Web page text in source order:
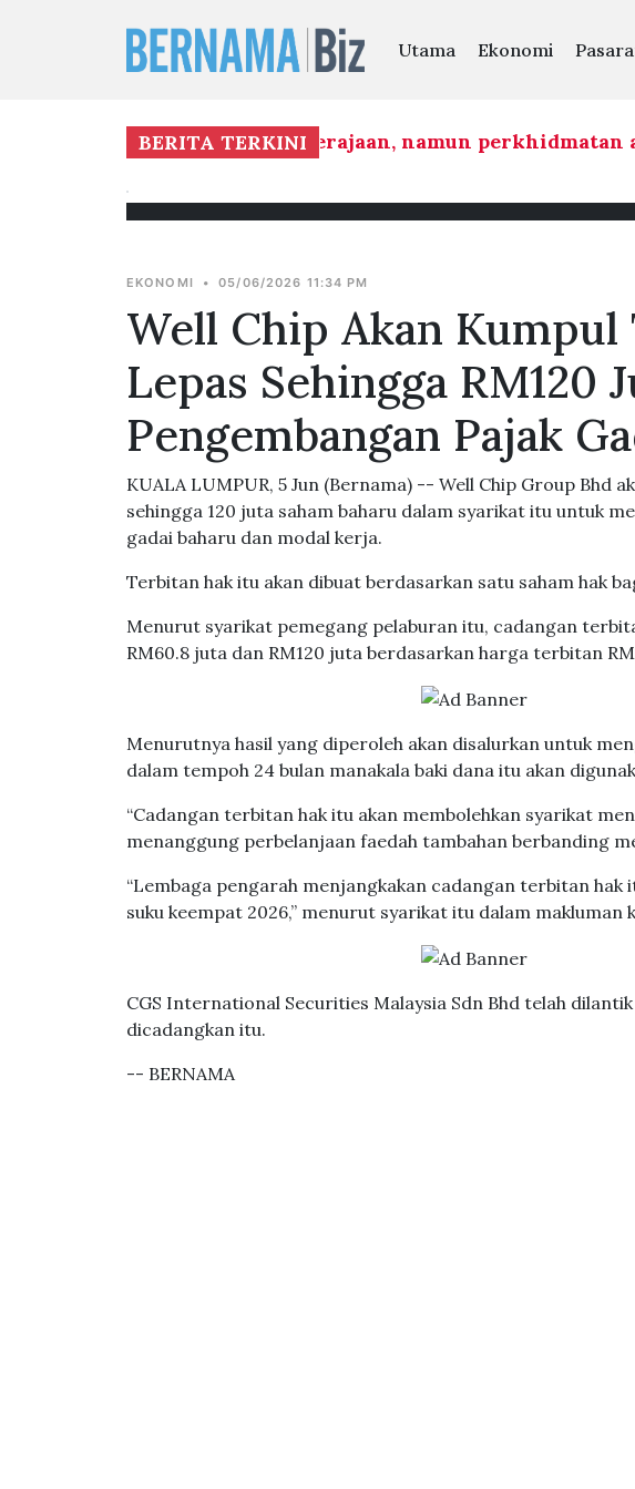
Utama Ekonomi
BERITA TERKINI
membentuk mandat kerajaan, namun perkhidmatan
EKONOMI • 05/06/2026 11:34 PM
Well Chip Akan
Lepas Sehingga RM120
Pengembangan Pajak
KUALA LUMPUR, 5 Jun (Bernama) -- Well Chip Group Bhd
sehingga 120 juta saham baharu dalam syarikat itu untuk
gadai baharu dan modal kerja.
Terbitan hak itu akan dibuat berdasarkan satu saham hak
Menurut syarikat pemegang pelaburan itu, cadangan
RM60.8 juta dan RM120 juta berdasarkan harga terbitan
Menurutnya hasil yang diperoleh akan disalurkan untuk
dalam tempoh 24 bulan manakala baki dana itu akan
“Cadangan terbitan hak itu akan membolehkan syarikat
menanggung perbelanjaan faedah tambahan berbanding
“Lembaga pengarah menjangkakan cadangan terbitan hak
suku keempat 2026,” menurut syarikat itu dalam makluman
CGS International Securities Malaysia Sdn Bhd telah
dicadangkan itu.
-- BERNAMA